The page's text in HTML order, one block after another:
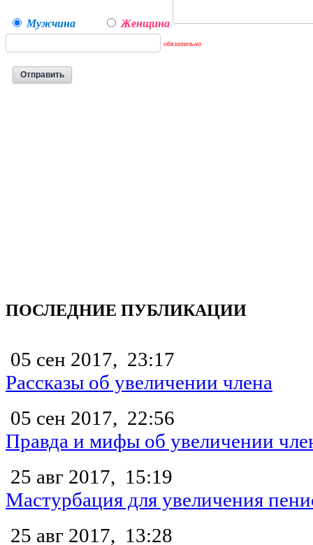
Мужчина Женщина
обязательно
ПОСЛЕДНИЕ ПУБЛИКАЦИИ
05 сен 2017, 23:17
Рассказы об увеличении члена
05 сен 2017, 22:56
Правда и мифы об увеличении
25 авг 2017, 15:19
Мастурбация для увеличения
25 авг 2017, 13:28